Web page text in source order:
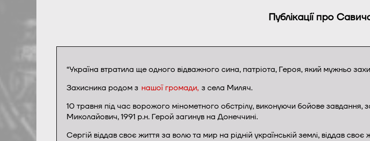
Публікації про
“Україна втратила ще одного відважного сина, патріота, Героя, який мужньо
Захисника родом з нашої громади, з села Миляч.
10 травня під час ворожого мінометного обстрілу, виконуючи бойове
Миколайович, 1991 р.н. Герой загинув на Донеччині.
Сергій віддав своє життя за волю та мир на рідній українській землі, віддав